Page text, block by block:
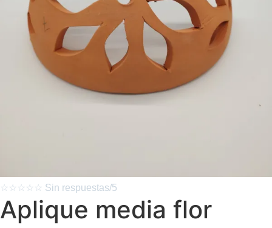
☆☆☆☆☆ Sin respuestas/5
Aplique media flor